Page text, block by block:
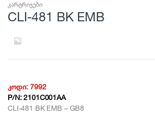
კარტრიჯები
CLI-481 BK EMB
კოდი:7992
P/N:2101C001AA
CLI-481 BK EMB – GB8